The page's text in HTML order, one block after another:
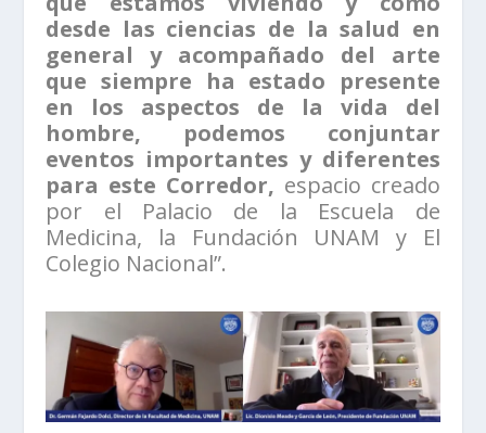
desde las ciencias de la salud en
general y acompañado del arte
que siempre ha estado presente
en los aspectos de la vida del
hombre, podemos conjuntar
eventos importantes y diferentes
para este Corredor, espacio creado
por el Palacio de la Escuela de
Medicina, la Fundación UNAM y El
Colegio Nacional”.